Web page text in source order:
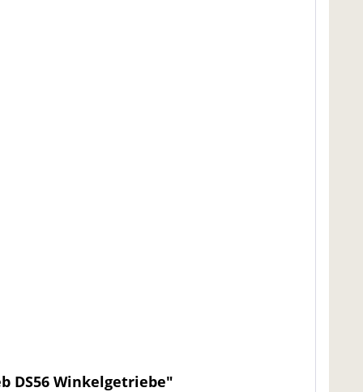
DS56 Winkelgetriebe"